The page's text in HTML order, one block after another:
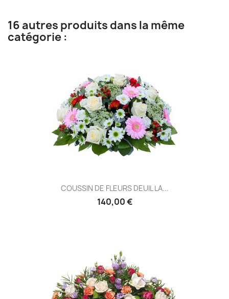
16 autres produits dans la même
catégorie :
COUSSIN DE FLEURS DEUIL LA...
140,00 €